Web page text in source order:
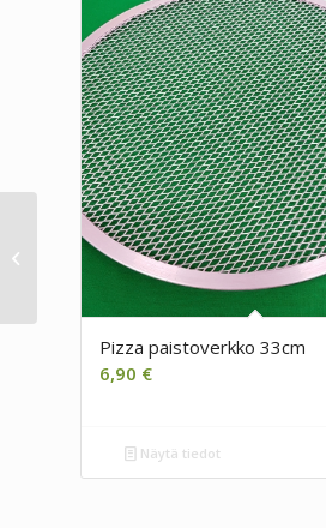
Pizza paistoverkko 33cm
6,90 €
Näytä tiedot
Elektroninen
hyönteispyydys
Bartscher IV-65